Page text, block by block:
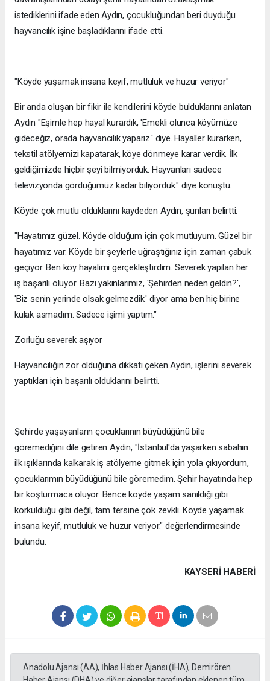
istediklerini ifade eden Aydın, çocukluğundan beri duyduğu
hayvancılık işine başladıklarını ifade etti.
"Köyde yaşamak insana keyif, mutluluk ve huzur veriyor"
Bir anda oluşan bir fikir ile kendilerini köyde bulduklarını anlatan
Aydın "Eşimle hep hayal kurardık, 'Emekli olunca köyümüze
gideceğiz, orada hayvancılık yaparız.' diye. Hayaller kurarken,
tekstil atölyemizi kapatarak, köye dönmeye karar verdik. İlk
geldiğimizde hiçbir şeyi bilmiyorduk. Hayvanları sadece
televizyonda gördüğümüz kadar biliyorduk." diye konuştu.
Köyde çok mutlu olduklarını kaydeden Aydın, şunları belirtti:
"Hayatımız güzel. Köyde olduğum için çok mutluyum. Güzel bir
hayatımız var. Köyde bir şeylerle uğraştığınız için zaman çabuk
geçiyor. Ben köy hayalimi gerçekleştirdim. Severek yapılan her
iş başarılı oluyor. Bazı yakınlarımız, 'Şehirden neden geldin?',
'Biz senin yerinde olsak gelmezdik.' diyor ama ben hiç birine
kulak asmadım. Sadece işimi yaptım."
Zorluğu severek aşıyor
Hayvancılığın zor olduğuna dikkati çeken Aydın, işlerini severek
yaptıkları için başarılı olduklarını belirtti.
Şehirde yaşayanların çocuklarının büyüdüğünü bile
göremediğini dile getiren Aydın, "İstanbul'da yaşarken sabahın
ilk ışıklarında kalkarak iş atölyeme gitmek için yola çıkıyordum,
çocuklarımın büyüdüğünü bile göremedim. Şehir hayatında hep
bir koşturmaca oluyor. Bence köyde yaşam sanıldığı gibi
korkulduğu gibi değil, tam tersine çok zevkli. Köyde yaşamak
insana keyif, mutluluk ve huzur veriyor." değerlendirmesinde
bulundu.
KAYSERI HABERİ
Anadolu Ajansı (AA), İhlas Haber Ajansı (İHA), Demirören